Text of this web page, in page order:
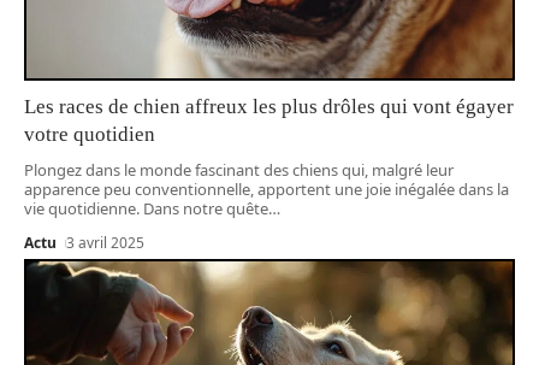
Les races de chien affreux les plus drôles qui vont égayer
votre quotidien
Plongez dans le monde fascinant des chiens qui, malgré leur
apparence peu conventionnelle, apportent une joie inégalée dans la
vie quotidienne. Dans notre quête…
Actu 3 avril 2025